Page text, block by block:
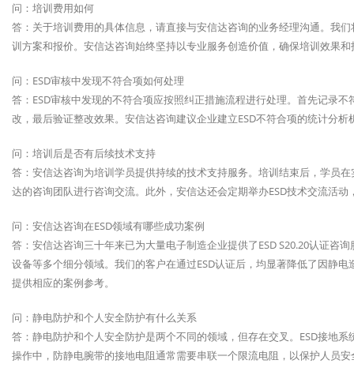
问：培训费用如何
答：关于培训费用的具体信息，请直接与安信达咨询的业务经理沟通。我
训方案和报价。安信达咨询始终坚持以专业服务创造价值，确保培训效果
问：ESD审核中发现不符合项如何处理
答：ESD审核中发现的不符合项应按照纠正措施流程进行处理。首先记录
改，最后验证整改效果。安信达咨询建议企业建立ESD不符合项的统计分
问：培训后是否有后续技术支持
答：安信达咨询为培训学员提供持续的技术支持服务。培训结束后，学员
达的咨询团队进行咨询交流。此外，安信达还会定期举办ESD技术交流活
问：安信达咨询在ESD领域有哪些成功案例
答：安信达咨询三十年来已为大量电子制造企业提供了ESD S20.20认证咨
设备等多个细分领域。我们的客户在通过ESD认证后，均显著降低了因静
提供相应的案例参考。
问：静电防护和个人安全防护有什么关系
答：静电防护和个人安全防护是两个不同的领域，但存在交叉。ESD接地
操作中，防静电腕带的接地电阻通常需要串联一个限流电阻，以保护人员